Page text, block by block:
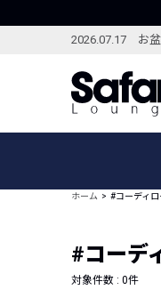
2026.07.17 お盆
ブランドから探す
新着アイテム
編集部のおすすめ
ホーム #コーディロ
#コーデ
対象件数 : 0件